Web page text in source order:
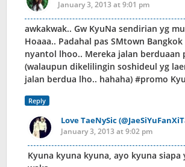
January 3, 2013 at 9:01 pm
awkakwak.. Gw KyuNa sendirian yg
Hoaaa.. Padahal pas SMtown
nyantol lhoo.. Mereka jalan berduaan
(walaupun dikelilingin soshideul yg
jalan berdua lho.. hahaha) #promo
Reply
Love TaeNySic
January 3, 2013 at 9:02 pm
Kyuna kyuna kyuna, ayo kyuna siapa